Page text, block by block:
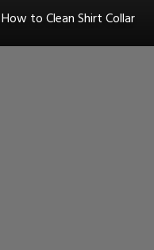
How to Clean Shirt Collar